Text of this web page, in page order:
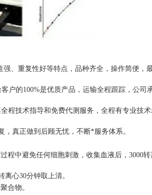
、重复性好等特点，品种齐全，操作简便，
户的100%是优质产品，运输全程跟踪，公司
程技术指导和免费代测服务，全程有专业技
真正做到后顾无忧，不断*服务体系。
程中避免任何细胞刺激，收集血液后，3000
心30分钟取上清。
合物。